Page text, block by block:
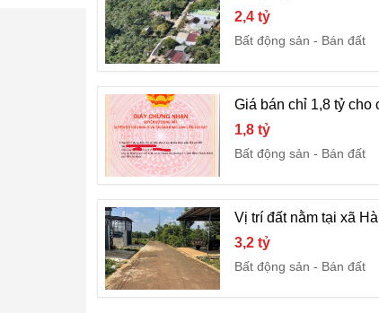
2,4 tỷ
Bất động sản
Bán đất
Giá bán chỉ 1,8 tỷ
1,8 tỷ
Bất động sản
Bán đất
Vị trí đất nằm tại xã
3,2 tỷ
Bất động sản
Bán đất